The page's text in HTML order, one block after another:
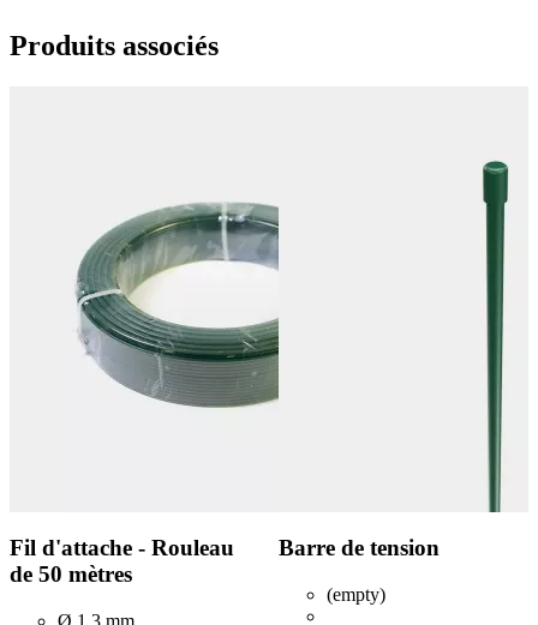
Produits associés
Fil d'attache - Rouleau
de 50 mètres
Ø 1,3 mm
Barre de tension
(empty)